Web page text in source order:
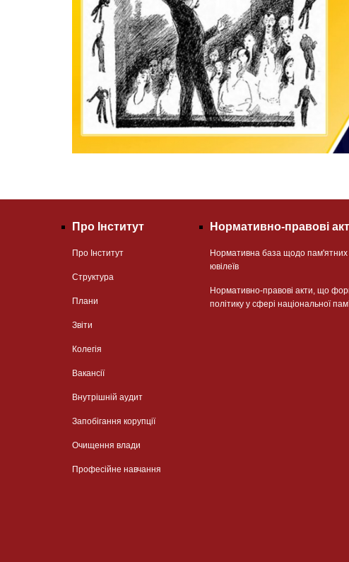
Про Інститут
Про Інститут
Структура
Плани
Звіти
Колегія
Вакансії
Внутрішній аудит
Запобігання корупції
Очищення влади
Професійне навчання
Нормативно-правові
Нормативна база щодо пам'ятних
ювілеїв
Нормативно-правові акти, що
політику у сфері національної